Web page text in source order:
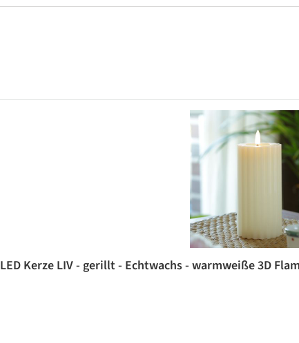
LED Kerze LIV - gerillt - Echtwachs - warmweiße 3D